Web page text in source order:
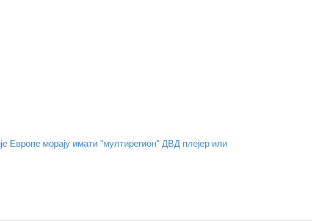
Европе морају имати "мултирегион" ДВД плејер или